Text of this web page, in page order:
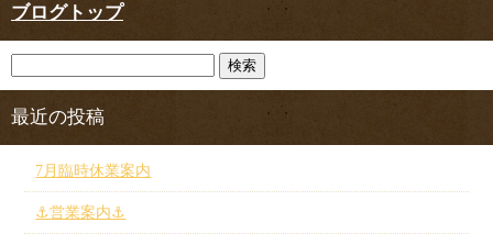
ブログトップ
最近の投稿
7月臨時休業案内
⚓︎営業案内⚓︎